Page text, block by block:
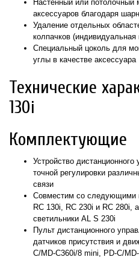
Настенный или потолочный
аксессуаров благодаря
Удаление отдельных
колпачков (индивидуальная
Специальный цоколь для
углы в качестве аксессуара
Технические
130i
Комплектующие
Устройство
точной регулировки
связи
Совместим со следующими
RC 130i, RC 230i и RC 280i,
светильники AL S 230i
Пульт дистанционного
датчиков присутствия и
C/MD-C360i/8 mini, PD-C/